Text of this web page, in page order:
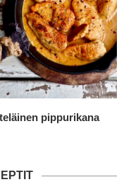
pippurikana